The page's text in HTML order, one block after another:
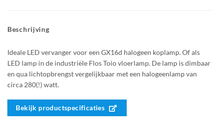
Beschrijving
Ideale LED vervanger voor een GX16d halogeen koplamp. Of als
LED lamp in de industriële Flos Toio vloerlamp. De lamp is dimbaar
en qua lichtopbrengst vergelijkbaar met een halogeenlamp van
circa 280(!) watt.
Bekijk productspecificaties